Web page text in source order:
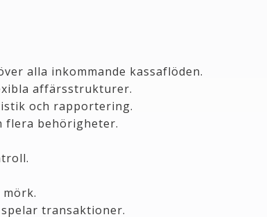
alla inkommande kassaflöden.
affärsstrukturer.
och rapportering.
flera behörigheter.
transaktioner.